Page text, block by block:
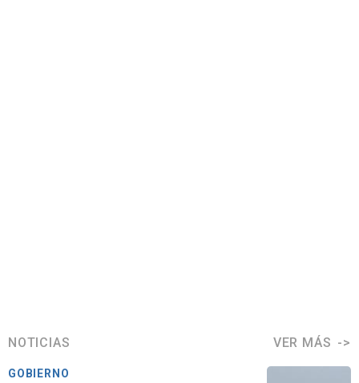
NOTICIAS VER MÁS
GOBIERNO